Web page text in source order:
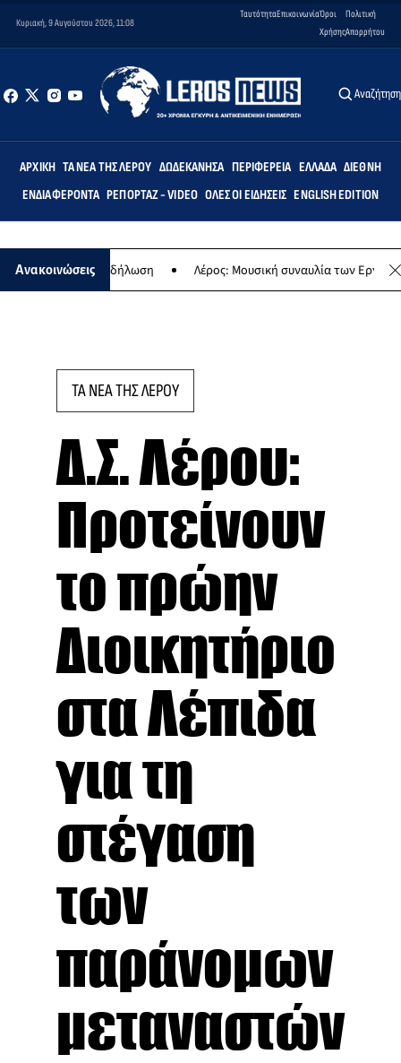
Κυριακή, 9 Αυγούστου 2026, 11:08
ΤαυτότηταΕπικοινωνίαΌροι
Χρήσης
Πολιτική
Απορρήτου
Αναζήτηση
ΑΡΧΙΚΉ ΤΑ ΝΈΑ ΤΗΣ ΛΈΡΟΥ ΔΩΔΕΚΆΝΗΣΑ ΠΕΡΙΦΈΡΕΙΑ ΕΛΛΆΔΑ ΔΙΕΘΝΉ
ΕΝΔΙΑΦΈΡΟΝΤΑ ΡΕΠΟΡΤΆΖ - VIDEO ΌΛΕΣ ΟΙ ΕΙΔΉΣΕΙΣ ENGLISH EDITION
Ανακοινώσεις
Μουσική εκδήλωση Λέρος: Μουσική συναυλία των Εργαστηρίων
ΤΑ ΝΕΑ ΤΗΣ ΛΕΡΟΥ
Δ.Σ. Λέρου:
Προτείνουν
το πρώην
Διοικητήριο
στα Λέπιδα
για τη
στέγαση
των
παράνομων
μεταναστών